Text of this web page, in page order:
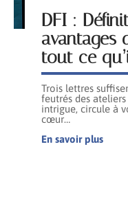
DFI :
avantages
tout ce
Trois lettres
feutrés des ateliers
intrigue, circule à
cœur…
En savoir plus